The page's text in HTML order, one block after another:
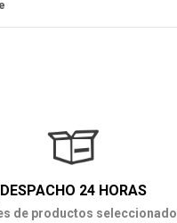
DESPACHO 24 HORAS
de productos